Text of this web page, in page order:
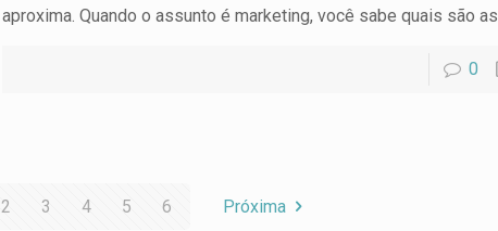
aproxima. Quando o assunto é marketing, você sabe quais são as
0
2 3 4 5 6
Próxima